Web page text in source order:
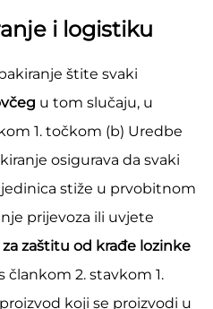
i logistiku
štite svaki
u tom slučaju, u
1. točkom (b) Uredbe
osigurava da svaki
jedinica stiže u prvobitnom
prijevoza ili uvjete
zaštitu od krađe lozinke
člankom 2. stavkom 1.
koji se proizvodi u